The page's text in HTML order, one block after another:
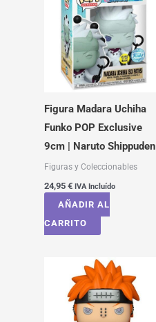
Figura Madara Uchiha
Funko POP Exclusive
9cm | Naruto Shippuden
Figuras y Coleccionables
24,95 € IVA Incluído
AÑADIR AL
CARRITO